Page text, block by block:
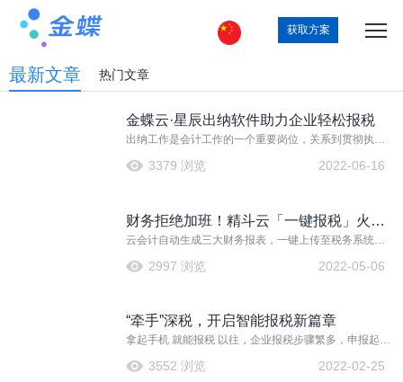
获取方案
最新文章 热门文章
金蝶云·星辰出纳软件助力企业轻松报税
出纳工作是会计工作的一个重要岗位，关系到贯彻执行
显示出财务会计职员的精神文明和职业道德水准。对于
纳工作，即现金的收进、付出、结存工作；二是指出纳
工作人员，即出纳员，是指管理和经办现金收进、给
2022-06-16
3379 浏览
财务拒绝加班！精斗云「一键报税」火辣
来袭！！
云会计自动生成三大财务报表，一键上传至税务系统，
去手工填报的繁琐流程，1分钟完成报税，效率提升好几
2022-05-06
2997 浏览
“牵手”深税，开启智能报税新篇章
拿起手机 就能报税 以往，企业报税步骤繁多，申报起来
报云平台：拿起手机，“码”上申报。
2022-02-25
3552 浏览